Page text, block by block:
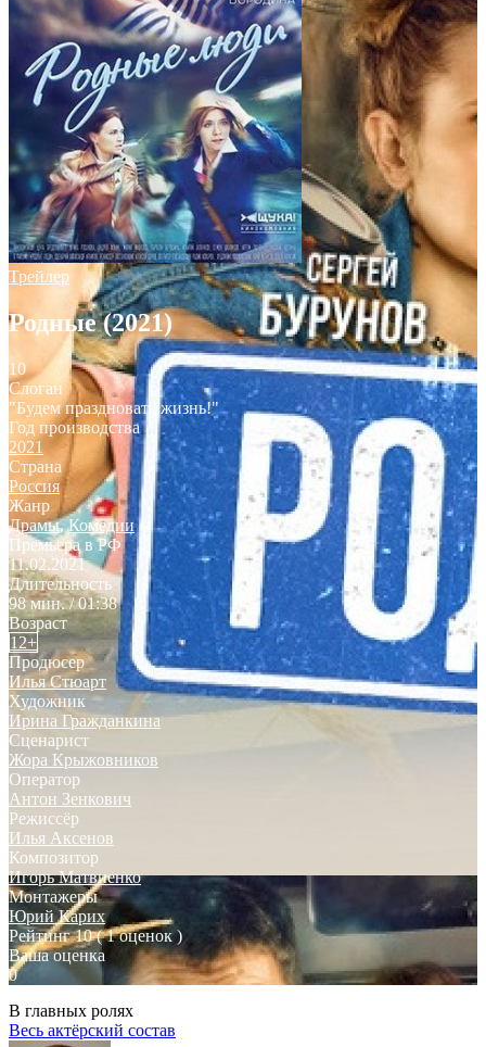
Трейлер
Родные (2021)
10
Слоган
"Будем праздновать жизнь!"
Год производства
2021
Страна
Россия
Жанр
Драмы,Комедии
Премьера в РФ
11.02.2021
Длительность
98 мин. / 01:38
Возраст
12+
Продюсер
Илья Стюарт
Художник
Ирина Гражданкина
Сценарист
Жора Крыжовников
Оператор
Антон Зенкович
Режиссёр
Илья Аксенов
Композитор
Игорь Матвиенко
Монтажеры
Юрий Карих
Рейтинг 10 ( 1 оценок )
Ваша оценка
0
В главных ролях
Весь актёрский состав